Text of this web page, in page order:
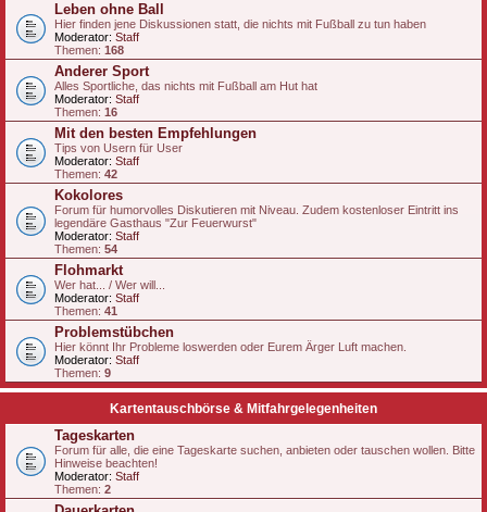
Leben ohne Ball
Hier finden jene Diskussionen statt, die nichts mit Fußball zu tun haben
Moderator: Staff
Themen: 168
Anderer Sport
Alles Sportliche, das nichts mit Fußball am Hut hat
Moderator: Staff
Themen: 16
Mit den besten Empfehlungen
Tips von Usern für User
Moderator: Staff
Themen: 42
Kokolores
Forum für humorvolles Diskutieren mit Niveau. Zudem kostenloser Eintritt ins
legendäre Gasthaus "Zur Feuerwurst"
Moderator: Staff
Themen: 54
Flohmarkt
Wer hat... / Wer will...
Moderator: Staff
Themen: 41
Problemstübchen
Hier könnt Ihr Probleme loswerden oder Eurem Ärger Luft machen.
Moderator: Staff
Themen: 9
Kartentauschbörse & Mitfahrgelegenheiten
Tageskarten
Forum für alle, die eine Tageskarte suchen, anbieten oder tauschen wollen. Bitte
Hinweise beachten!
Moderator: Staff
Themen: 2